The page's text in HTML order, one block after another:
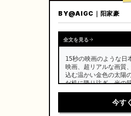
BY@AIGC｜阳家豪
全文を見る
15秒の映画のような日
映画、超リアルな画質
込む温かい金色の太陽
だ机に降り注ぎ、光の
舞い上がる。 …
今す